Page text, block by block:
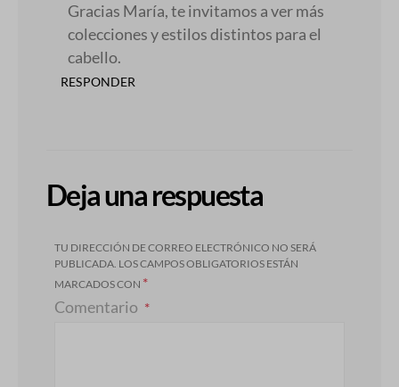
Gracias María, te invitamos a ver más
colecciones y estilos distintos para el
cabello.
RESPONDER
Deja una respuesta
TU DIRECCIÓN DE CORREO ELECTRÓNICO NO SERÁ
PUBLICADA. LOS CAMPOS OBLIGATORIOS ESTÁN
MARCADOS CON *
Comentario